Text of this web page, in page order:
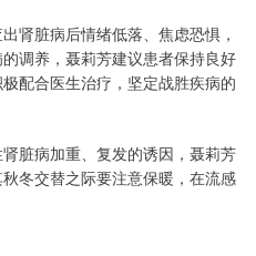
肾脏病后情绪低落、焦虑恐惧，
调养，聂莉芳建议患者保持良好
配合医生治疗，坚定战胜疾病的
脏病加重、复发的诱因，聂莉芳
冬交替之际要注意保暖，在流感